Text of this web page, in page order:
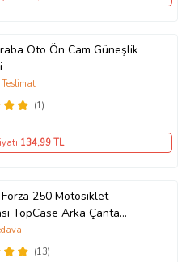
Oto Ön Cam Güneşlik
(1)
134,99 TL
250 Motosiklet
TopCase Arka Çanta
Branda,Örtü
(13)